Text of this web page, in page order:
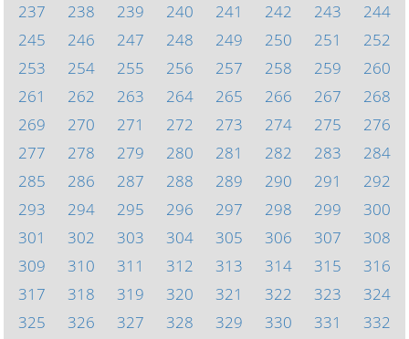
237
238 239 240 241 242 243
244
245
246 247 248 249 250 251
252
253
254 255 256 257 258 259
260
261
262 263 264 265 266 267
268
269
270 271 272 273 274 275
276
277
278 279 280 281 282 283
284
285
286 287 288 289 290 291
292
293
294 295 296 297 298 299
300
301
302 303 304 305 306 307
308
309
310 311 312 313 314 315
316
317
318 319 320 321 322 323
324
325
326 327 328 329 330 331
332